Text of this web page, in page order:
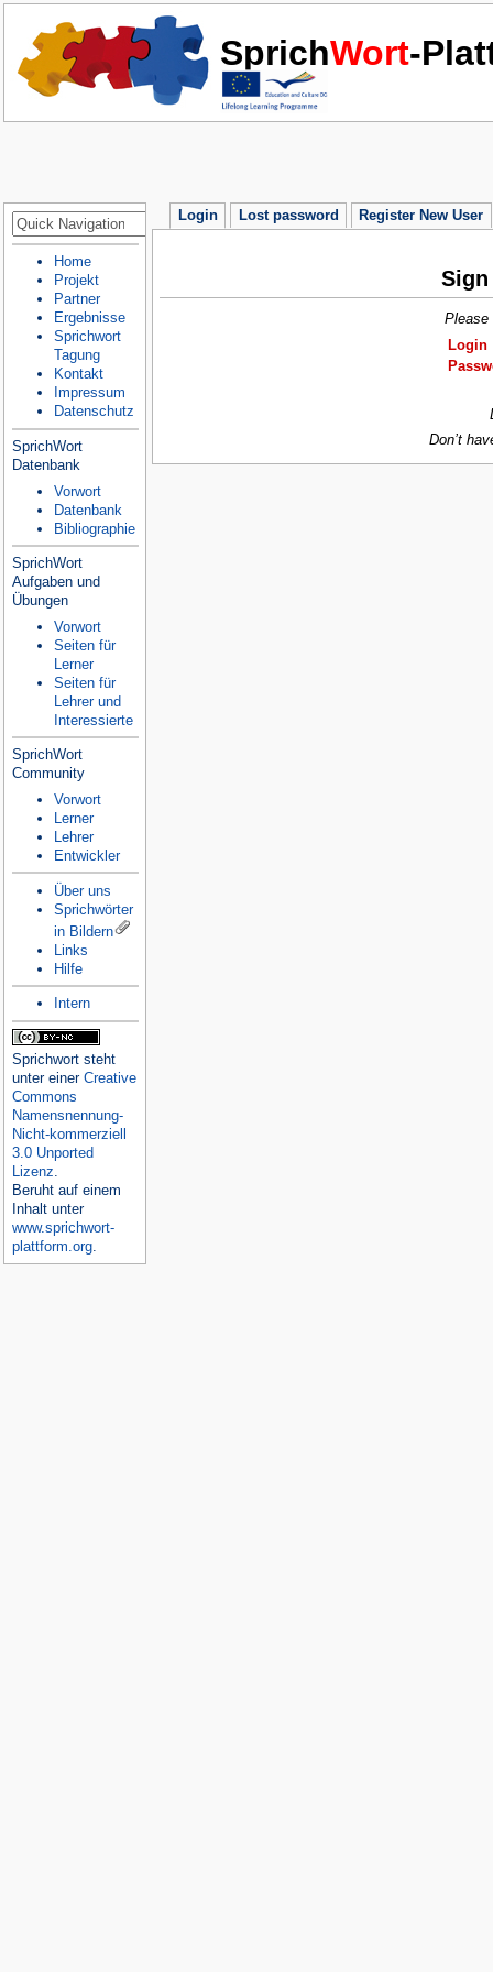
SprichWort-
Login Lost password Register New User
Please
Login
Don’t
Home
Projekt
Partner
Ergebnisse
Sprichwort
Tagung
Kontakt
Impressum
Datenschutz
SprichWort
Datenbank
Vorwort
Datenbank
Bibliographie
SprichWort
Aufgaben und
Übungen
Vorwort
Seiten für
Lerner
Seiten für
Lehrer und
Interessierte
SprichWort
Community
Vorwort
Lerner
Lehrer
Entwickler
Über uns
Sprichwörter
in Bildern
Links
Hilfe
Intern
Sprichwortsteht
unter einer Creative
Commons
Namensnennung-
Nicht-kommerziell
3.0 Unported
Lizenz.
Beruht auf einem
Inhalt unter
www.sprichwort-
plattform.org.